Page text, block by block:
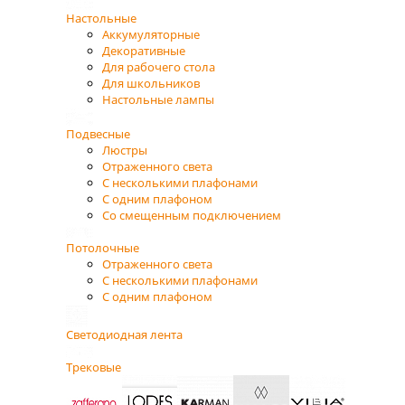
Настольные
Аккумуляторные
Декоративные
Для рабочего стола
Для школьников
Настольные лампы
Подвесные
Люстры
Отраженного света
С несколькими плафонами
С одним плафоном
Со смещенным подключением
Потолочные
Отраженного света
С несколькими плафонами
С одним плафоном
Светодиодная лента
Трековые